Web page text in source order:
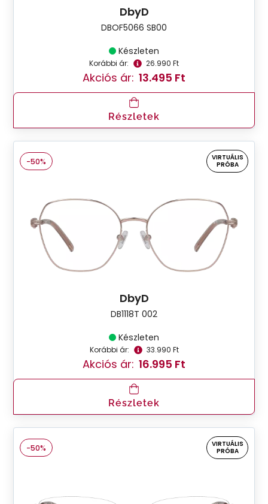
DbyD
DBOF5066 SB00
Készleten
Korábbi ár: 26.990 Ft
Akciós ár: 13.495 Ft
Részletek
-50%
VIRTUÁLIS
PRÓBA
DbyD
DB1118T 002
Készleten
Korábbi ár: 33.990 Ft
Akciós ár: 16.995 Ft
Részletek
-50%
VIRTUÁLIS
PRÓBA